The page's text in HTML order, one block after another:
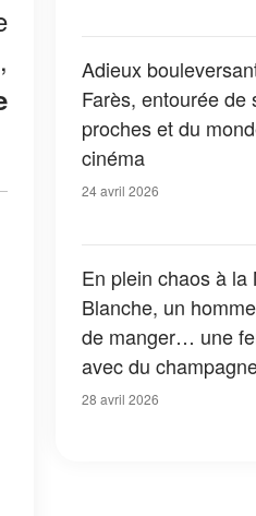
Adieux
Farès, entourée de
proches et du
cinéma
24 avril 2026
En plein chaos à la
Blanche, un
de manger… une
avec du
ces invités
28 avril 2026